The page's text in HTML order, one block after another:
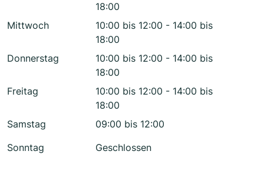
18:00
Mittwoch
10:00 bis 12:00 - 14:00 bis
18:00
Donnerstag
10:00 bis 12:00 - 14:00 bis
18:00
Freitag
10:00 bis 12:00 - 14:00 bis
18:00
Samstag
09:00 bis 12:00
Sonntag
Geschlossen